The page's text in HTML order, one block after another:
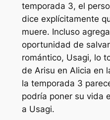
temporada 3, el
dice explícitamente
muere. Incluso
oportunidad de
romántico, Usagi, lo
de Arisu en Alicia en
la temporada 3
podría poner su vida
a Usagi.